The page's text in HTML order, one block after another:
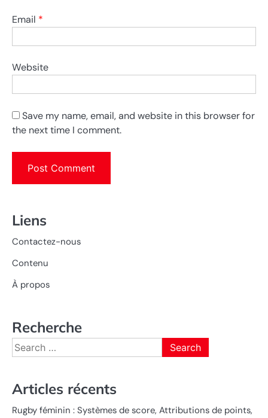
Email *
Website
Save my name, email, and website in this browser for
the next time I comment.
Liens
Contactez-nous
Contenu
À propos
Recherche
Search
for:
Articles récents
Rugby féminin : Systèmes de score, Attributions de points,